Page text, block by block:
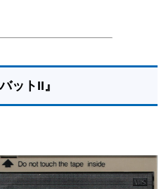
ットII』